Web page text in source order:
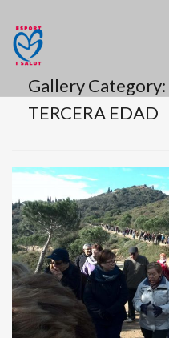
content
Gallery Category:
TERCERA EDAD